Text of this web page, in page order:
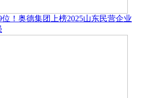
位！奥德集团上榜2025山东民营企业